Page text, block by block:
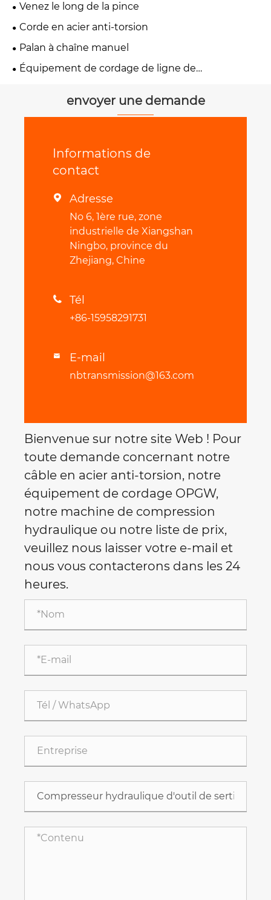
Venez le long de la pince
Corde en acier anti-torsion
Palan à chaîne manuel
Équipement de cordage de ligne de
envoyer une demande
Informations de
contact
 Adresse
No 6, 1ère rue, zone
industrielle de Xiangshan
Ningbo, province du
Zhejiang, Chine
 Tél
+86-15958291731
 E-mail
nbtransmission@163.com
Bienvenue sur notre site Web ! Pour
toute demande concernant notre
câble en acier anti-torsion, notre
équipement de cordage OPGW,
notre machine de compression
hydraulique ou notre liste de prix,
veuillez nous laisser votre e-mail et
nous vous contacterons dans les 24
heures.